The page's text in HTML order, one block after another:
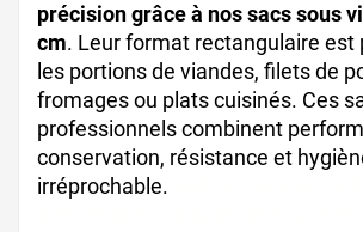
précision grâce à nos sacs sous
cm. Leur format rectangulaire est
les portions de viandes, filets de
fromages ou plats cuisinés. Ces
professionnels combinent
conservation, résistance et
irréprochable.